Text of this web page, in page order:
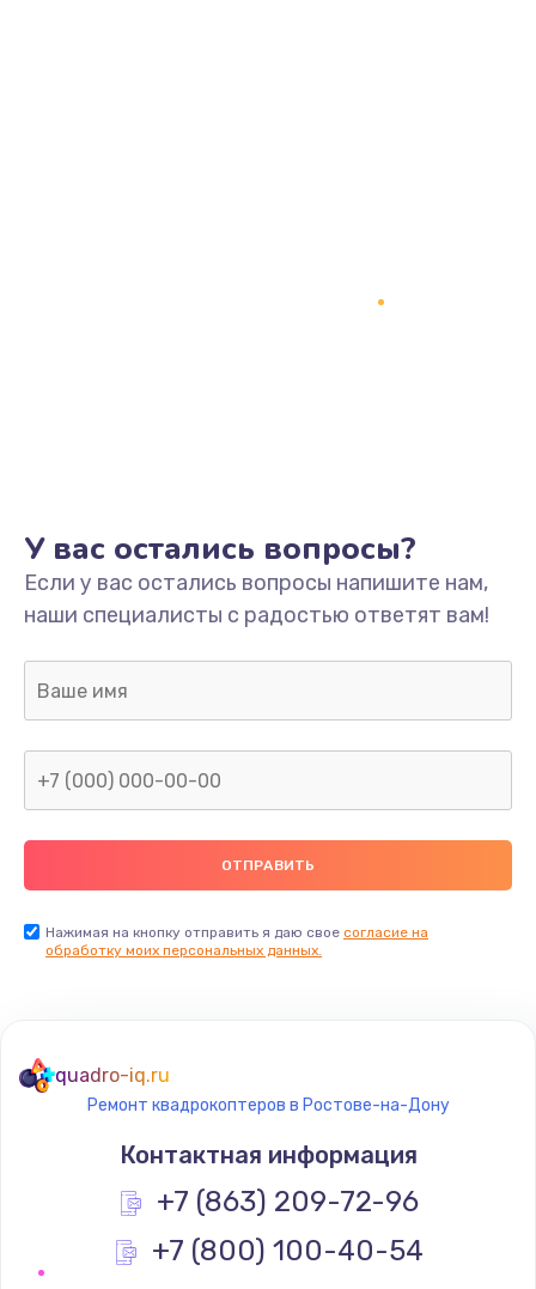
У вас остались вопросы?
Если у вас остались вопросы напишите нам,
наши специалисты с радостью ответят вам!
Нажимая на кнопку отправить я даю свое согласие на
обработку моих персональных данных.
quadro-iq.ru
Ремонт квадрокоптеров в Ростове-на-Дону
Контактная информация
+7 (863) 209-72-96
+7 (800) 100-40-54